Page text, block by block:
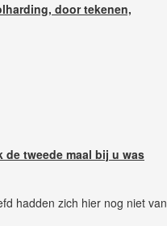
door tekenen,
tweede maal bij u was
hadden zich hier nog niet van